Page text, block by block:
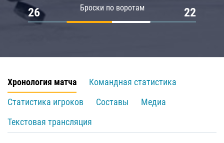
Броски по воротам
26 22
Хронология матча
Командная статистика
Статистика игроков
Составы
Медиа
Текстовая трансляция